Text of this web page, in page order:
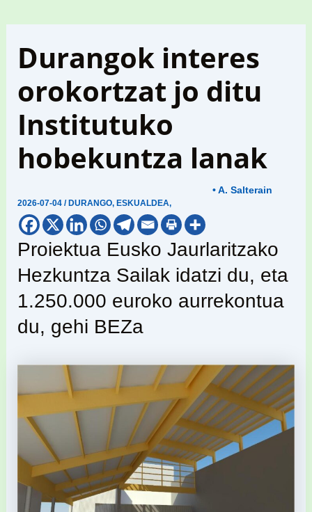
Durangok interes
orokortzat jo ditu
Institutuko
hobekuntza lanak
2026-07-04/ DURANGO, ESKUALDEA,
• A. Salterain
Proiektua Eusko Jaurlaritzako
Hezkuntza Sailak idatzi du, eta
1.250.000 euroko aurrekontua
du, gehi BEZa